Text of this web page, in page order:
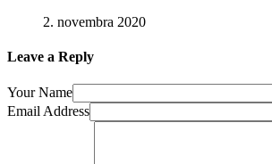
2. novembra 2020
Leave a Reply
Your Name
Email Address